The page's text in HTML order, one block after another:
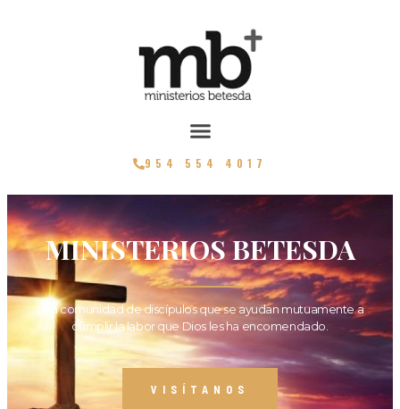
954 554 4017
MINISTERIOS BETESDA
Una comunidad de discípulos que se ayudan mutuamente a
cumplir la labor que Dios les ha encomendado.
VISÍTANOS